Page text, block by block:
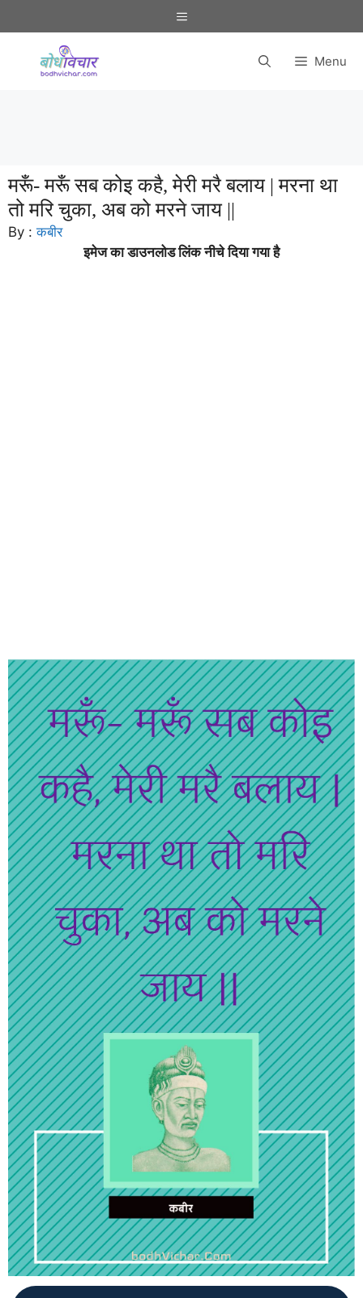
to
Menu
Menu
मरूँ- मरूँ सब कोइ कहै, मेरी मरै बलाय | मरना था
तो मरि चुका, अब को मरने जाय ||
By :कबीर
इमेज का डाउनलोड लिंक नीचे दिया गया है